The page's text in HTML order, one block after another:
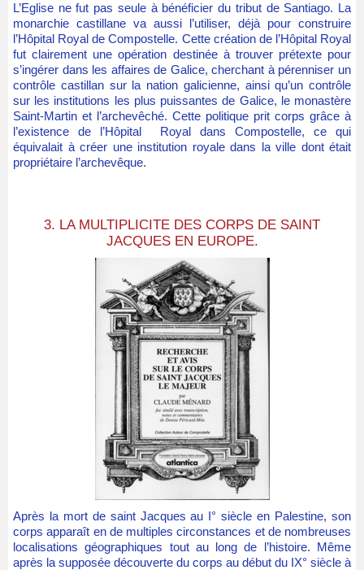
L’Eglise ne fut pas seule à bénéficier du tribut de Santiago. La
monarchie castillane va aussi l’utiliser, déjà pour construire
l’Hôpital Royal de Compostelle. Cette création de l’Hôpital Royal
fut clairement une opération destinée à trouver prétexte pour
s’ingérer dans les affaires de Galice, cherchant à pérenniser un
contrôle castillan sur la nation galicienne, ainsi qu’un contrôle
sur les institutions les plus puissantes de Galice, le monastère
Saint-Martin et l’archevêché. Cette politique prit corps grâce à
l’existence de l’Hôpital Royal dans Compostelle, ce qui
équivalait à créer une institution royale dans la ville dont était
propriétaire l’archevêque.
3. LA MULTIPLICITE DES CORPS DE SAINT
JACQUES EN EUROPE.
Après la mort de saint Jacques au I° siècle en Palestine, son
corps apparaît en de multiples circonstances et de nombreuses
localisations géographiques tout au long de l’histoire. Même
après la supposée découverte du corps au début du IX° siècle à